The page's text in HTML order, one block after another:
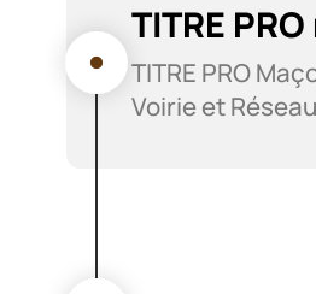
TITRE
TITRE PRO
Voirie et